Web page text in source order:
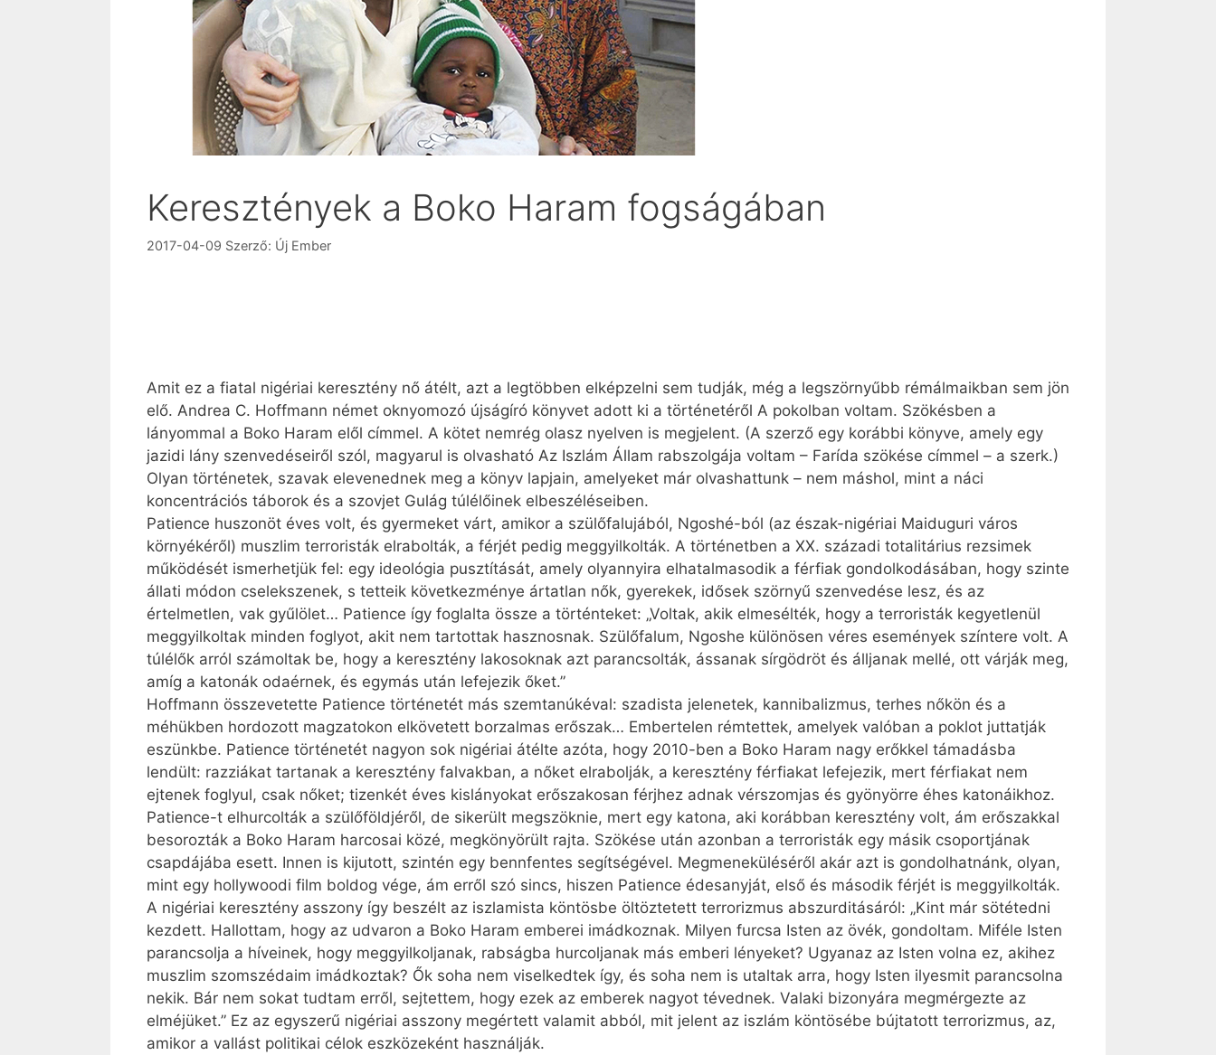
Keresztények a Boko Haram fogságában
2017-04-09 Szerző: Új Ember
Amit ez a fiatal nigériai keresztény nő átélt, azt a legtöbben elképzelni sem tudják, még a legszörnyűbb rémálmaikban sem jön
elő. Andrea C. Hoffmann német oknyomozó újságíró könyvet adott ki a történetéről A pokolban voltam. Szökésben a
lányommal a Boko Haram elől címmel. A kötet nemrég olasz nyelven is megjelent. (A szerző egy korábbi könyve, amely egy
jazidi lány szenvedéseiről szól, magyarul is olvasható Az Iszlám Állam rabszolgája voltam – Farída szökése címmel – a szerk.)
Olyan történetek, szavak elevenednek meg a könyv lapjain, amelyeket már olvashattunk – nem máshol, mint a náci
koncentrációs táborok és a szovjet Gulág túlélőinek elbeszéléseiben.
Patience huszonöt éves volt, és gyermeket várt, amikor a szülőfalujából, Ngoshé-ból (az észak-nigériai Maiduguri város
környékéről) muszlim terroristák elrabolták, a férjét pedig meggyilkolták. A történetben a XX. századi totalitárius rezsimek
működését ismerhetjük fel: egy ideológia pusztítását, amely olyannyira elhatalmasodik a férfiak gondolkodásában, hogy szinte
állati módon cselekszenek, s tetteik következménye ártatlan nők, gyerekek, idősek szörnyű szenvedése lesz, és az
értelmetlen, vak gyűlölet… Patience így foglalta össze a történteket: „Voltak, akik elmesélték, hogy a terroristák kegyetlenül
meggyilkoltak minden foglyot, akit nem tartottak hasznosnak. Szülőfalum, Ngoshe különösen véres események színtere volt. A
túlélők arról számoltak be, hogy a keresztény lakosoknak azt parancsolták, ássanak sírgödröt és álljanak mellé, ott várják meg,
amíg a katonák odaérnek, és egymás után lefejezik őket.”
Hoffmann összevetette Patience történetét más szem­tanúkéval: szadista jelenetek, kannibalizmus, terhes nőkön és a
méhükben hordozott magzatokon elkövetett borzalmas erőszak… Embertelen rémtettek, amelyek valóban a poklot juttatják
eszünkbe. Patience történetét nagyon sok nigériai átélte azóta, hogy 2010-ben a Boko Haram nagy erőkkel támadásba
lendült: razziákat tartanak a keresztény falvakban, a nőket elrabolják, a keresztény férfiakat lefejezik, mert férfiakat nem
ejtenek foglyul, csak nőket; tizenkét éves kislányokat erőszakosan férjhez adnak vérszomjas és gyönyörre éhes katonáikhoz.
Patience-t elhurcolták a szülő­földjéről, de sikerült megszöknie, mert egy katona, aki korábban keresztény volt, ám erőszakkal
besorozták a Boko Haram harcosai közé, megkönyörült rajta. Szökése után azonban a terroristák egy másik csoportjának
csapdájába esett. Innen is kijutott, szintén egy bennfentes segítségével. Megmeneküléséről akár azt is gondolhatnánk, olyan,
mint egy hollywoodi film boldog vége, ám erről szó sincs, hiszen Patience édesanyját, első és második férjét is meggyilkolták.
A nigériai keresztény asszony így beszélt az iszlamista köntösbe öltöztetett terrorizmus abszurditásáról: „Kint már sötétedni
kezdett. Hallottam, hogy az udvaron a Boko Haram emberei imádkoznak. Milyen furcsa Isten az övék, gondoltam. Miféle Isten
parancsolja a híveinek, hogy meggyilkoljanak, rabságba hurcoljanak más emberi lényeket? Ugyanaz az Isten volna ez, akihez
muszlim szomszédaim imádkoztak? Ők soha nem viselkedtek így, és soha nem is utaltak arra, hogy Isten ilyesmit parancsolna
nekik. Bár nem sokat tudtam erről, sejtettem, hogy ezek az emberek nagyot tévednek. Valaki bizonyára megmérgezte az
elméjüket.” Ez az egyszerű nigériai asszony megértett valamit abból, mit jelent az iszlám köntösébe bújtatott terrorizmus, az,
amikor a vallást politikai célok eszközeként használják.